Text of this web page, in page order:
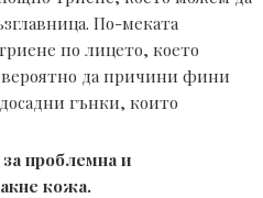
По-меката
по лицето, което
вероятно да причини фини
гънки, които
проблемна и
кожа.